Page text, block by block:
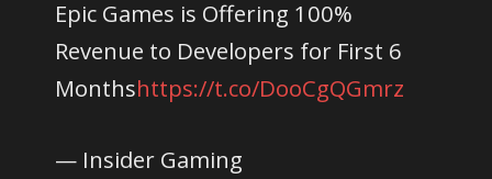
Epic Games is Offering 100%
Revenue to Developers for First 6
Monthshttps://t.co/DooCgQGmrz
— Insider Gaming